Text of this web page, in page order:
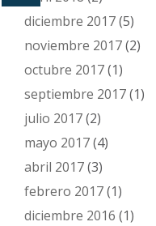
diciembre 2017(5)
noviembre 2017(2)
octubre 2017(1)
septiembre 2017(1)
julio 2017(2)
mayo 2017(4)
abril 2017(3)
febrero 2017(1)
diciembre 2016 (1)